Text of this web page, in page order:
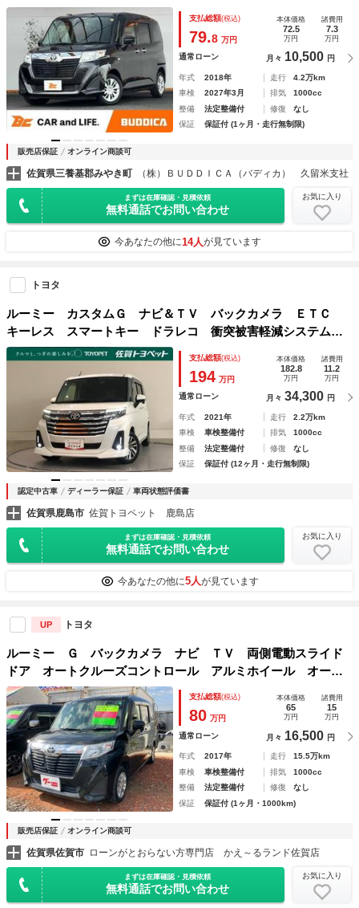
ｈ スマートキー×２ ＥＴＣ 横滑り防止 オートライト Ａ
ストップ 追突軽減ブレーキ ＬＤＡ
支払総額(税込)
79.8 万円
本体価格
72.5
万円
諸費用
7.3
万円
通常ローン 月々 10,500 円
年式 2018年 走行
4.2万km
車検
2027年3月 排気
1000cc
整備
法定整備付 修復
なし
保証
保証付 (1ヶ月・走行無制限)
販売店保証 オンライン商談可
佐賀県三養基郡みやき町 （株）ＢＵＤＤＩＣＡ（バディカ） 久留米支社
まずは在庫確認・見積依頼
無料通話でお問い合わせ
お気に入り
今あなたの他に14人が見ています
トヨタ
ルーミー カスタムＧ ナビ＆ＴＶ バックカメラ ＥＴＣ
キーレス スマートキー ドラレコ 衝突被害軽減システム
オートクルーズコントロール 両側電動スライド フル装備
支払総額(税込)
194 万円
本体価格
182.8
万円
諸費用
11.2
万円
通常ローン 月々 34,300 円
年式 2021年 走行
2.2万km
車検
車検整備付 排気
1000cc
整備
法定整備付 修復
なし
保証
保証付 (12ヶ月・走行無制限)
認定中古車 ディーラー保証 車両状態評価書
佐賀県鹿島市 佐賀トヨペット 鹿島店
まずは在庫確認・見積依頼
無料通話でお問い合わせ
お気に入り
今あなたの他に5人が見ています
UP トヨタ
ルーミー Ｇ バックカメラ ナビ ＴＶ 両側電動スライド
ドア オートクルーズコントロール アルミホイール オート
ライト スマートキー アイドリングストップ 電動格納ミラ
ー シートヒーター フルフラット
支払総額(税込)
80 万円
本体価格
65
万円
諸費用
15
万円
通常ローン 月々 16,500 円
年式 2017年 走行
15.5万km
車検
車検整備付 排気
1000cc
整備
法定整備付 修復
なし
保証
保証付 (1ヶ月・1000km)
販売店保証 オンライン商談可
佐賀県佐賀市 ローンがとおらない方専門店 かえ～るランド佐賀店
まずは在庫確認・見積依頼
無料通話でお問い合わせ
お気に入り